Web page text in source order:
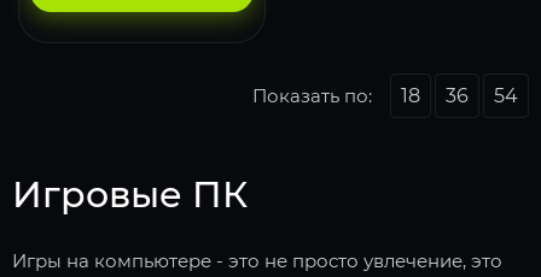
Показать по: 18 36 54
Игровые ПК
Игры на компьютере - это не просто увлечение, это